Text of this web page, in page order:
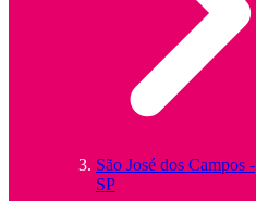
São José dos Campos -
SP